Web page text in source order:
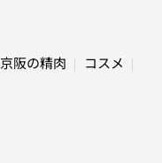
京阪の精肉
コスメ